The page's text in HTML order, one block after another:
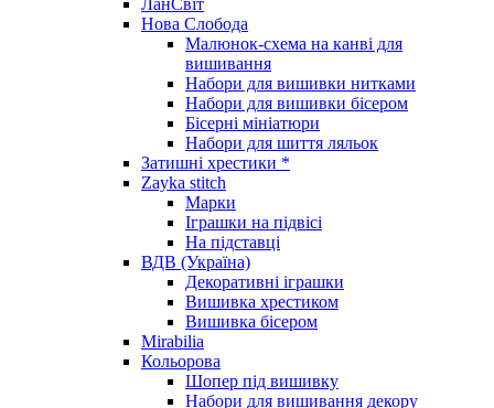
Нова Слобода
Малюнок-схема на канві для
вишивання
Набори для вишивки нитками
Набори для вишивки бісером
Бісерні мініатюри
Набори для шиття ляльок
Затишні хрестики *
Zayka stitch
Марки
Іграшки на підвісі
На підставці
ВДВ (Україна)
Декоративні іграшки
Вишивка хрестиком
Вишивка бісером
Mirabilia
Кольорова
Шопер під вишивку
Набори для вишивання декору